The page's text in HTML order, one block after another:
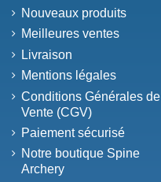
Nouveaux produits
Meilleures ventes
Livraison
Mentions légales
Conditions Générales de
Vente (CGV)
Paiement sécurisé
Notre boutique Spine
Archery